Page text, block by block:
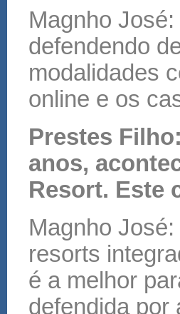
Magnho
defendendo
modalidades
online e os
Prestes
anos,
Resort. Este
Magnho
resorts
é a melhor
defendida por